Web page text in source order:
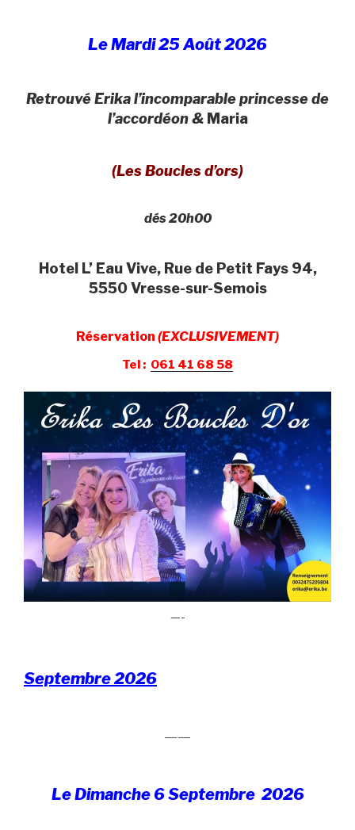
Le Mardi 25 Août 2026
Retrouvé Erika l’incomparable princesse de
l’accordéon &Maria
(Les Boucles d’ors)
dés 20h00
Hotel L’ Eau Vive, Rue de Petit Fays 94,
5550 Vresse-sur-Semois
Réservation (EXCLUSIVEMENT)
Tel : 061 41 68 58
—-
Septembre 2026
——
Le Dimanche 6 Septembre 2026